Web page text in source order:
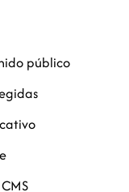
público